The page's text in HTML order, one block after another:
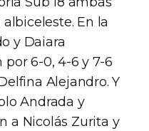
En la
y Daiara
6-0, 4-6 y 7-6
Alejandro. Y
Andrada y
a Nicolás Zurita y